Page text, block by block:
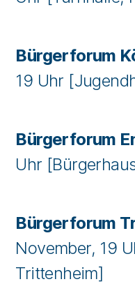
Bürgerforum
19 Uhr
Bürgerforum
Uhr
Bürgerforum
November, 19
Trittenheim]